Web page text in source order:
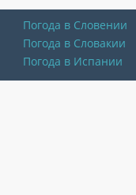
Погода в Словении
Погода в Словакии
Погода в Испании